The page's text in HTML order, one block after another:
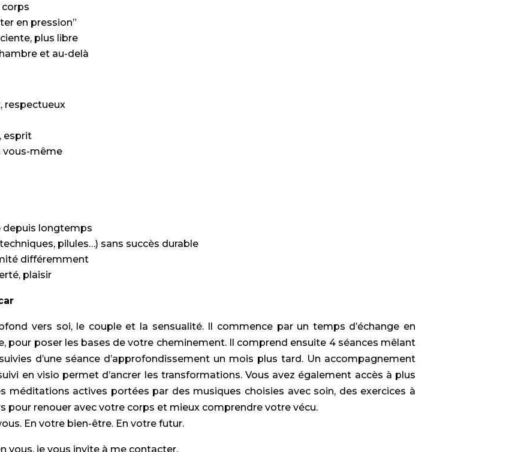
corps
en pression”
plus libre
et au-delà
respectueux
esprit
vous-même
depuis longtemps
pilules…) sans succès durable
différemment
plaisir
vers soi, le couple et la sensualité. Il commence par un temps d’échange en
pour poser les bases de votre cheminement. Il comprend ensuite 4 séances mêlant
d’une séance d’approfondissement un mois plus tard. Un accompagnement
en visio permet d’ancrer les transformations. Vous avez également accès à plus
méditations actives portées par des musiques choisies avec soin, des exercices à
pour renouer avec votre corps et mieux comprendre votre vécu.
En votre bien-être. En votre futur.
vous, je vous invite à me contacter.